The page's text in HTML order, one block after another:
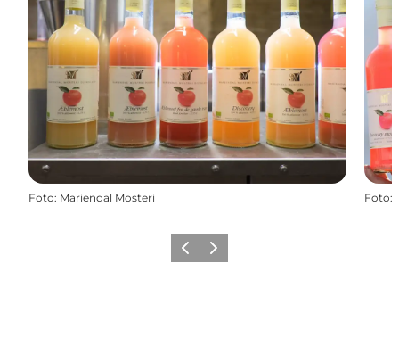
Foto: Mariendal Mosteri Foto:
ZurückWeiter